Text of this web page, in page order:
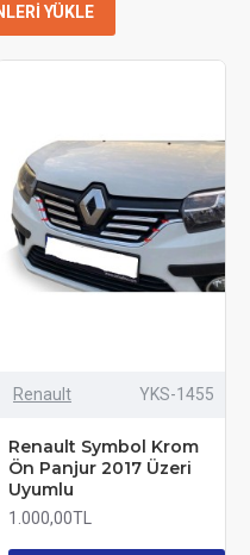
YÜKLE
Renault YKS-1455
Renault Symbol Krom
Ön Panjur 2017 Üzeri
Uyumlu
1.000,00TL